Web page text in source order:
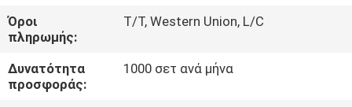
ΖΗΤΉΣΤΕ
ΈΝΑ
ΑΠΌΣΠΑΣΜΑ
Όροι
πληρωμής:
T/T, Western Union, L/C
Δυνατότητα
προσφοράς:
1000 σετ ανά μήνα